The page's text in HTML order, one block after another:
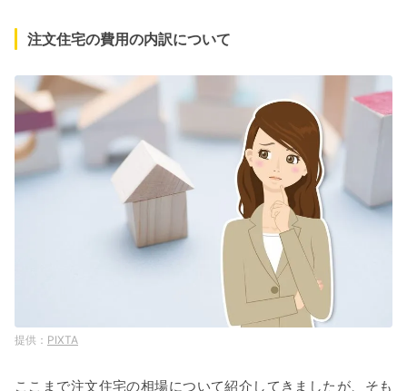
注文住宅の費用の内訳について
PIXTA
ここまで注文住宅の相場について紹介してきましたが、そも